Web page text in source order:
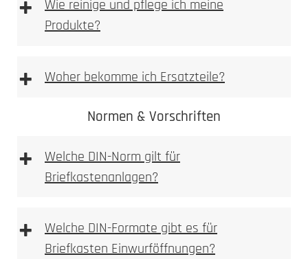
Vorlage Sicherheits Namensschild Typ 1 [PDF
+
Wie reinige und pflege ich meine
Produkte?
+ Woher bekomme ich Ersatzteile?
Ersatzteilshop
Normen & Vorschriften
+
Welche DIN-Norm gilt für
Briefkastenanlagen?
+
Welche DIN-Formate gibt es für
Briefkasten Einwurföffnungen?